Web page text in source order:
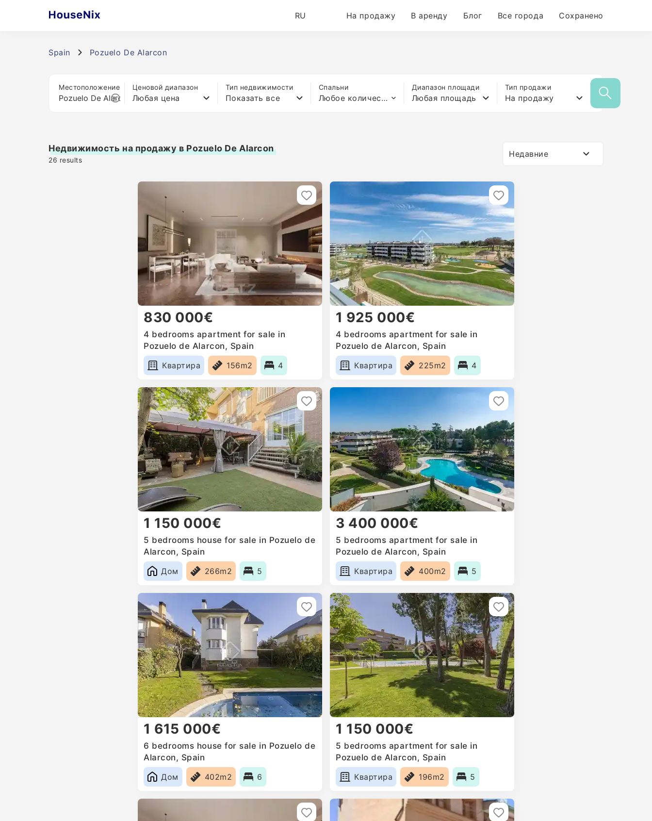
RU На продажу В аренду Блог Все города Сохранено
Spain Pozuelo De Alarcon
Местоположение Ценовой диапазон
Любая цена
Тип недвижимости
Показать все
Спальни
Любое количество спален
Диапазон площади
Любая площадь
Тип продажи
На продажу
Недвижимость на продажу в Pozuelo De Alarcon
26 results
Недавние
830 000€
4 bedrooms apartment for sale in
Pozuelo de Alarcon, Spain
Квартира
156m2 4
1 925 000€
4 bedrooms apartment for sale in
Pozuelo de Alarcon, Spain
Квартира
225m2 4
1 150 000€
5 bedrooms house for sale in Pozuelo de
Alarcon, Spain
Дом
266m2 5
3 400 000€
5 bedrooms apartment for sale in
Pozuelo de Alarcon, Spain
Квартира
400m2 5
1 615 000€
6 bedrooms house for sale in Pozuelo de
Alarcon, Spain
Дом
402m2 6
1 150 000€
5 bedrooms apartment for sale in
Pozuelo de Alarcon, Spain
Квартира
196m2 5